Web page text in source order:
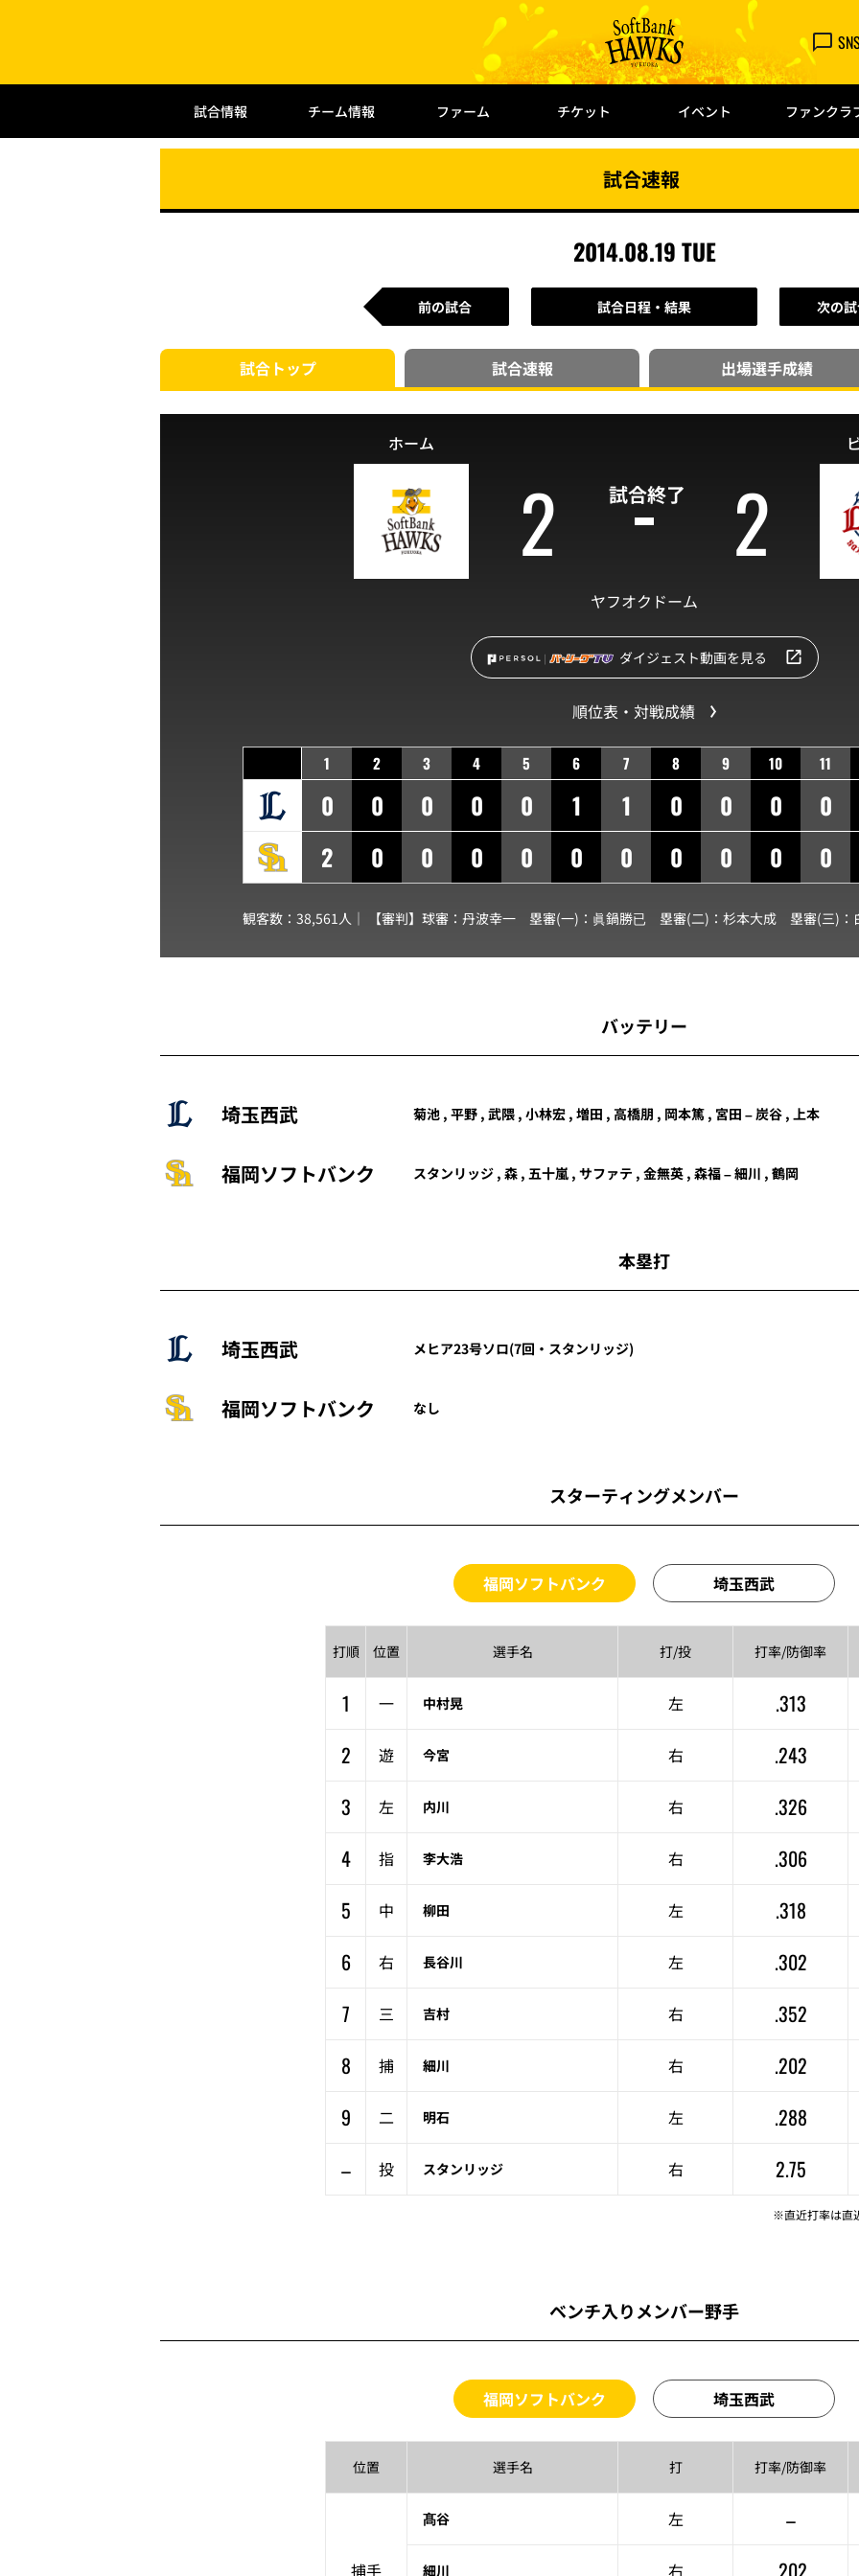
試合情報 チーム情報 ファーム チケット イベント ファンクラ
試合速報
2014.08.19 TUE
前の試合 試合日程・結果 次の
試合トップ 試合速報 出場選手成績
試合終了
ホーム
2 2
ヤフオクドーム
ダイジェスト動画を見る
順位表・対戦成績
1 2 3 4 5 6 7 8 9 10 11
0 0 0 0 0 1 1 0 0 0
0
2
0 0 0 0 0 0 0 0 0 0
観客数：38,561人｜ 【審判】球審： 丹波幸一 塁審(一)： 眞鍋勝已 塁審(二)： 杉本大成 塁審(三)：
バッテリー
埼玉西武 菊池 , 平野 , 武隈 , 小林宏 , 増田 , 高橋朋 , 岡本篤 , 宮田 – 炭谷 , 上本
福岡ソフトバンク スタンリッジ , 森 , 五十嵐 , サファテ , 金無英 , 森福 – 細川 , 鶴岡
本塁打
埼玉西武 メヒア23号ソロ(7回・ スタンリッジ)
福岡ソフトバンク なし
スターティングメンバー
福岡ソフトバンク 埼玉西武
打順 位置 選手名 打/投 打率/防御率
1 一 中村晃 左
.313
2
遊 今宮 右
.243
3
左 内川 右
.326
4
指 李大浩 右
.306
5
中 柳田 左
.318
6
右 長谷川 左
.302
7
三 吉村 右
.352
8
捕 細川 右
.202
9
二 明石 左
.288
–
投 スタンリッジ 右 2.75
※直近打率は直
ベンチ入りメンバー野手
福岡ソフトバンク 埼玉西武
位置 選手名 打 打率/防御率
捕手
髙谷 左 –
細川 右 .202